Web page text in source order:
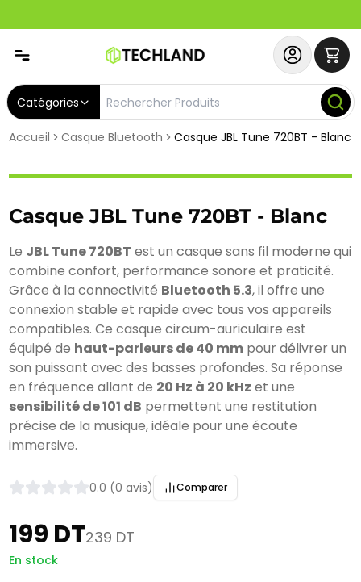
Catégories
Accueil Casque Bluetooth Casque JBL Tune 720BT - Blanc
Casque JBL Tune 720BT - Blanc
Le JBL Tune 720BT est un casque sans fil moderne qui
combine confort, performance sonore et praticité.
Grâce à la connectivité Bluetooth 5.3, il offre une
connexion stable et rapide avec tous vos appareils
compatibles. Ce casque circum-auriculaire est
équipé de haut-parleurs de 40 mm pour délivrer un
son puissant avec des basses profondes. Sa réponse
en fréquence allant de 20 Hz à 20 kHz
sensibilité de 101 dB permettent une restitution
précise de la musique, idéale pour une écoute
immersive.
0.0 (0 avis) Comparer
199 DT239 DT
En stock